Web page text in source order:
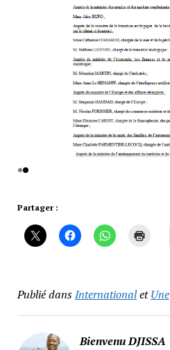
Partager :
Publié dansInternationaletUne
Bienvenu DJISSA